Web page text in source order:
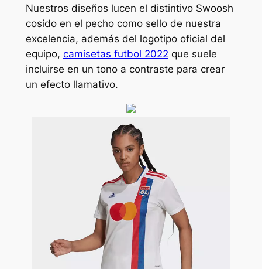
Nuestros diseños lucen el distintivo Swoosh
cosido en el pecho como sello de nuestra
excelencia, además del logotipo oficial del
equipo, camisetas futbol 2022 que suele
incluirse en un tono a contraste para crear
un efecto llamativo.